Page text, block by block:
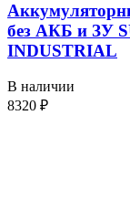
без АКБ и ЗУ
INDUSTRIAL
В наличии
8320 ₽